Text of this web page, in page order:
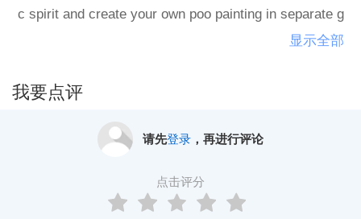
c spirit and create your own poo painting in separate g
ame mode.You can save your artwork and display it in
at the world record!在Pipejob，你成为一名锁在浴室里
尽量不要在poo中淹死！找到你的艺术精神，并在单独
的游戏模式下创建自己的便便画。你可以保存你的作
品并将其显示在Poo.Survive Gallery 最长的你可以击
显示全部
我要点评
请先登录，再进行评论
点击评分